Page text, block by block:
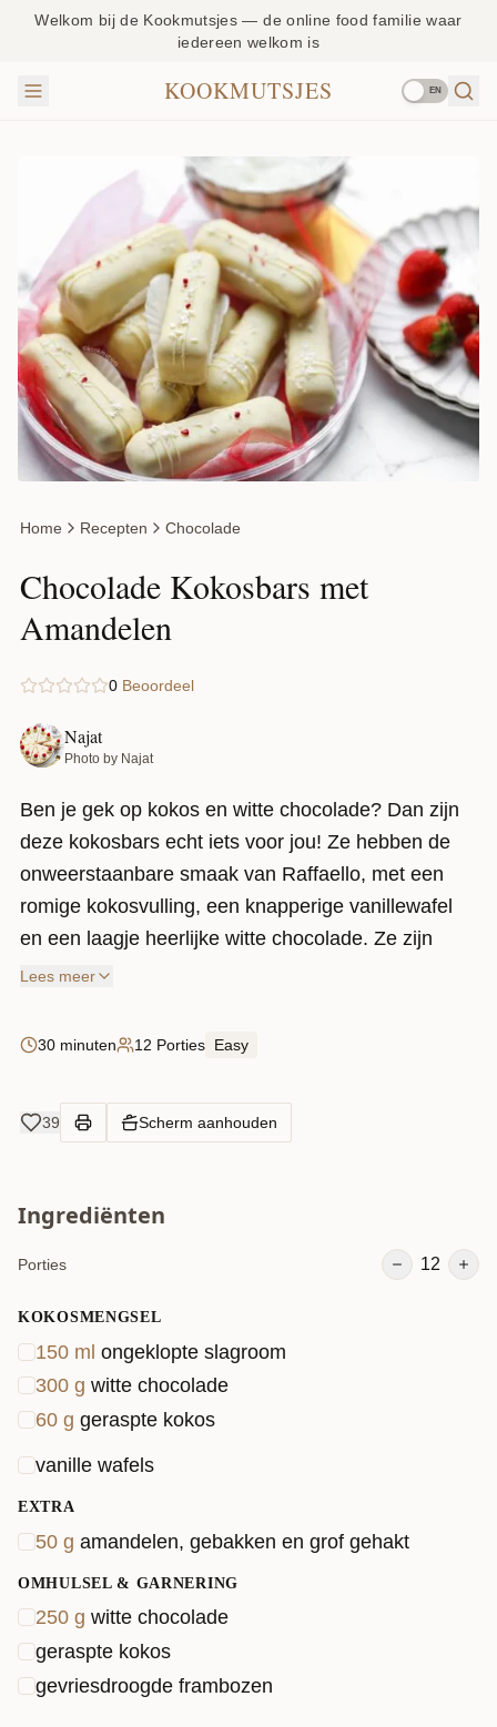
Welkom bij de Kookmutsjes — de online food familie waar
iedereen welkom is
KOOKMUTSJES EN
Home Recepten Chocolade
Chocolade Kokosbars met
Amandelen
0 Beoordeel
Najat
Photo by Najat
Ben je gek op kokos en witte chocolade? Dan zijn
deze kokosbars echt iets voor jou! Ze hebben de
onweerstaanbare smaak van Raffaello, met een
romige kokosvulling, een knapperige vanillewafel
en een laagje heerlijke witte chocolade. Ze zijn
supermakkelijk te maken en altijd een hit!
Lees meer
30 minuten 12 Porties Easy
39 Scherm aanhouden
Ingrediënten
Porties 12
KOKOSMENGSEL
150 ml ongeklopte slagroom
300 g witte chocolade
60 g geraspte kokos
vanille wafels
EXTRA
50 g amandelen, gebakken en grof gehakt
OMHULSEL & GARNERING
250 g witte chocolade
geraspte kokos
gevriesdroogde frambozen